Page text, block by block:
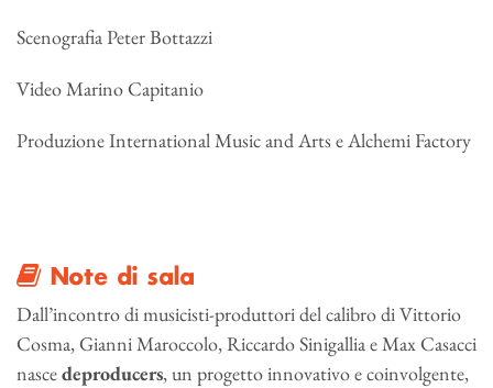
Scenografia Peter Bottazzi
Video Marino Capitanio
Produzione International Music and Arts e Alchemi Factory
Note di sala
Dall’incontro di musicisti-produttori del calibro di Vittorio
Cosma, Gianni Maroccolo, Riccardo Sinigallia e Max Casacci
nascedeproducers, un progetto innovativo e coinvolgente,